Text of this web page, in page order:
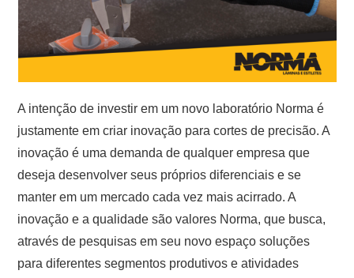
A intenção de investir em um novo laboratório Norma é
justamente em criar inovação para cortes de precisão. A
inovação é uma demanda de qualquer empresa que
deseja desenvolver seus próprios diferenciais e se
manter em um mercado cada vez mais acirrado. A
inovação e a qualidade são valores Norma, que busca,
através de pesquisas em seu novo espaço soluções
para diferentes segmentos produtivos e atividades